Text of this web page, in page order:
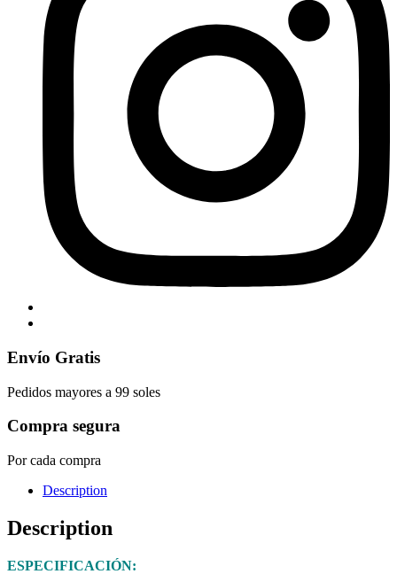
Envío Gratis
Pedidos mayores a 99 soles
Compra segura
Por cada compra
Description
Description
ESPECIFICACIÓN: